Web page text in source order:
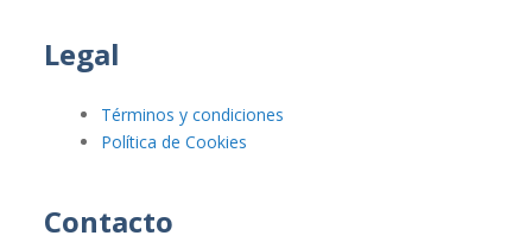
Legal
Términos y condiciones
Política de Cookies
Contacto